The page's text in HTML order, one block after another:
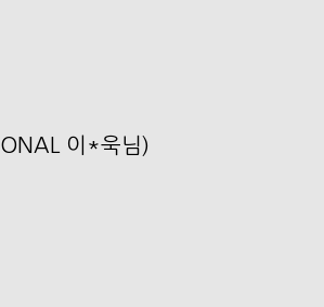
이*욱님)